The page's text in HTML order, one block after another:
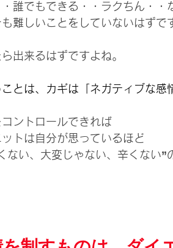
誰でもできる・・ラクちん・・
難しいことをしていないはずで
出来るはずですよね。
とは、カギは「ネガティブな感
ントロールできれば
ットは自分が思っているほど
ない、大変じゃない、辛くない”